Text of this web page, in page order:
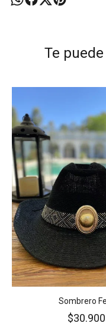
Te
Sombrero
$30.900